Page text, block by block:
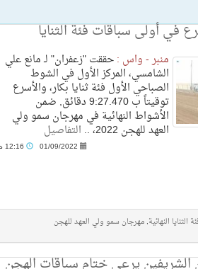
في أولى سباقات فئة الثنايا
منبر - واس :حققت "زعفران" لـ مانع علي
الشامسي، المركز الأول في الشوط
الصباحي الأول فئة ثنايا بكار، والأسرع
توقيتاً ب 9:27.470 دقائق, ضمن
الأشواط النهائية في مهرجان سمو ولي
العهد للهجن 2022، .. التفاصيل
01/09/2022
الثنايا النهائية,مهرجان سمو ولي العهد للهجن